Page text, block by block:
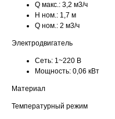
Q макс.: 3,2 м3/ч
H ном.: 1,7 м
Q ном.: 2 м3/ч
Электродвигатель
Сеть: 1~220 В
Мощность: 0,06 кВт
Материал
Температурный режим